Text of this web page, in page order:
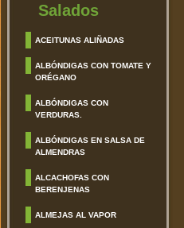
Salados
ACEITUNAS ALIÑADAS
ALBÓNDIGAS CON TOMATE Y
ORÉGANO
ALBÓNDIGAS CON
VERDURAS.
ALBÓNDIGAS EN SALSA DE
ALMENDRAS
ALCACHOFAS CON
BERENJENAS
ALMEJAS AL VAPOR